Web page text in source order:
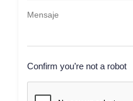
Confirm you’re not a robot